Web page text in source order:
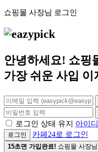
쇼핑몰 사장님 로그인
안녕하세요! 쇼핑
가장 쉬운 사입 이
로그인 상태 유지 아이
로그인 카페24로 로그인
15초면 가입완료! 쇼핑몰 사장